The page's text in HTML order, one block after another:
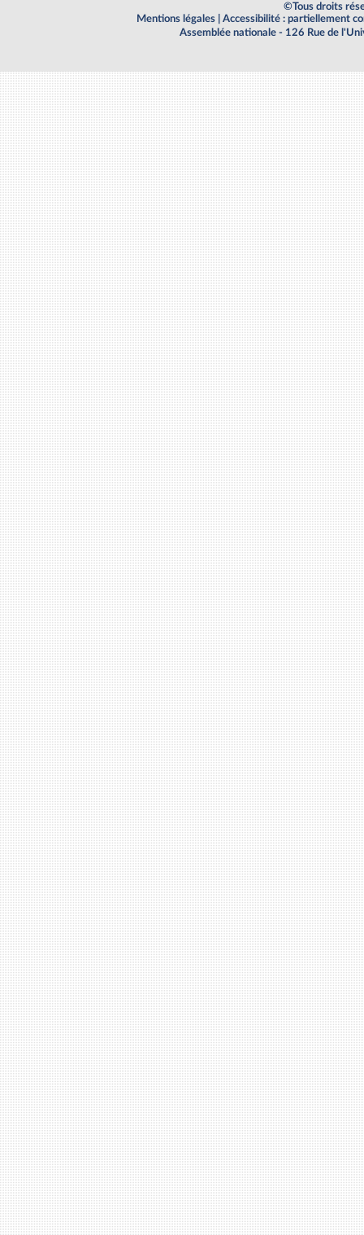
©Tous droits
Mentions légales
Accessibilité : partiellement
Assemblée nationale - 126 Rue de